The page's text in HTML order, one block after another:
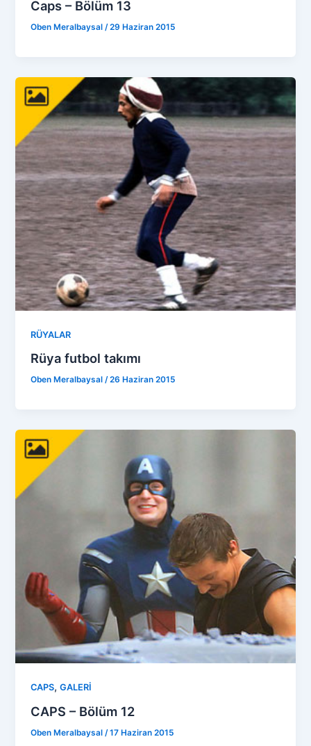
Caps – Bölüm 13
Oben Meralbaysal/29 Haziran 2015
RÜYALAR
Rüya futbol takımı
Oben Meralbaysal/26 Haziran 2015
CAPS,GALERİ
CAPS – Bölüm 12
Oben Meralbaysal /17 Haziran 2015